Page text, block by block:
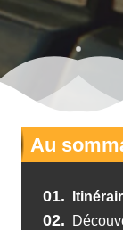
Au
01.
02.